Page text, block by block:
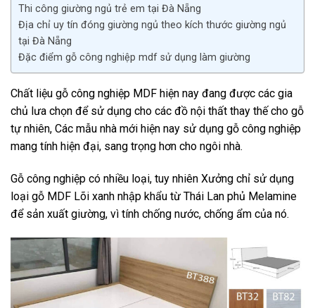
Thi công giường ngủ trẻ em tại Đà Nẵng
Địa chỉ uy tín đóng giường ngủ theo kích thước giường ngủ
tại Đà Nẵng
Đặc điểm gỗ công nghiệp mdf sử dụng làm giường
Chất liệu gỗ công nghiệp MDF hiện nay đang được các gia
chủ lưa chọn để sử dụng cho các đồ nội thất thay thế cho gỗ
tự nhiên, Các mẫu nhà mới hiện nay sử dụng gỗ công nghiệp
mang tính hiện đại, sang trọng hơn cho ngôi nhà.
Gỗ công nghiệp có nhiều loại, tuy nhiên Xưởng chỉ sử dụng
loại gỗ MDF Lõi xanh nhập khẩu từ Thái Lan phủ Melamine
để sản xuất giường, vì tính chống nước, chống ẩm của nó.